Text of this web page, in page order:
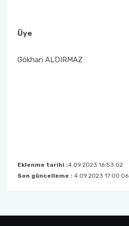
Üye
Gökhan ALDIRMAZ
Eklenme tarihi :4.09.2023 16:53:02
Son güncelleme : 4.09.2023 17:00:06